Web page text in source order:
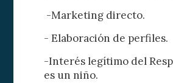
-Marketing directo.
- Elaboración de perfiles.
-Interés legítimo del
es un niño.